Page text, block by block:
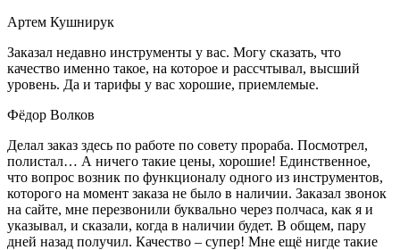
Артем Кушнирук
Заказал недавно инструменты у вас. Могу сказать, что
качество именно такое, на которое и рассчтывал, высший
уровень. Да и тарифы у вас хорошие, приемлемые.
Фёдор Волков
Делал заказ здесь по работе по совету прораба. Посмотрел,
полистал… А ничего такие цены, хорошие! Единственное,
что вопрос возник по функционалу одного из инструментов,
которого на момент заказа не было в наличии. Заказал звонок
на сайте, мне перезвонили буквально через полчаса, как я и
указывал, и сказали, когда в наличии будет. В общем, пару
дней назад получил. Качество – супер! Мне ещё нигде такие